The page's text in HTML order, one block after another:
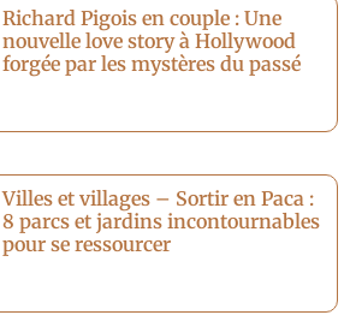
Richard Pigois en couple : Une
nouvelle love story à Hollywood
forgée par les mystères du passé
Villes et villages – Sortir en Paca :
8 parcs et jardins incontournables
pour se ressourcer